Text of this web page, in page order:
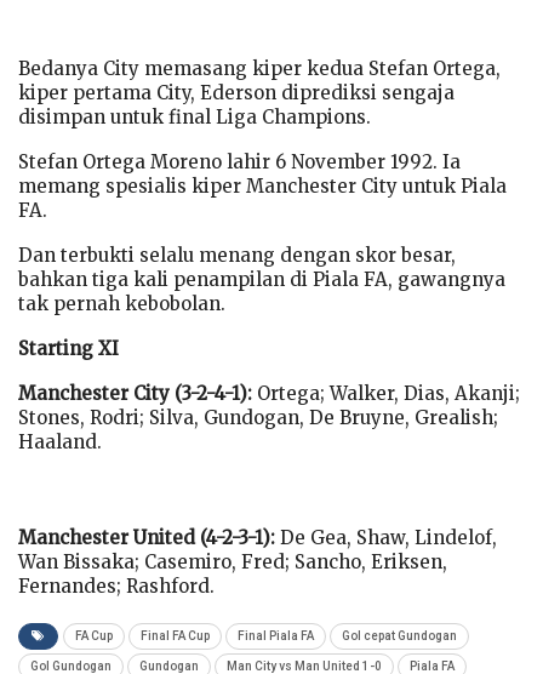
Bedanya City memasang kiper kedua Stefan Ortega,
kiper pertama City, Ederson diprediksi sengaja
disimpan untuk final Liga Champions.
Stefan Ortega Moreno lahir 6 November 1992. Ia
memang spesialis kiper Manchester City untuk Piala
FA.
Dan terbukti selalu menang dengan skor besar,
bahkan tiga kali penampilan di Piala FA, gawangnya
tak pernah kebobolan.
Starting XI
Manchester City (3-2-4-1): Ortega; Walker, Dias, Akanji;
Stones, Rodri; Silva, Gundogan, De Bruyne, Grealish;
Haaland.
Manchester United (4-2-3-1): De Gea, Shaw, Lindelof,
Wan Bissaka; Casemiro, Fred; Sancho, Eriksen,
Fernandes; Rashford.
FA Cup Final FA Cup Final Piala FA Gol cepat Gundogan
Gol Gundogan Gundogan Man City vs Man United 1-0 Piala FA